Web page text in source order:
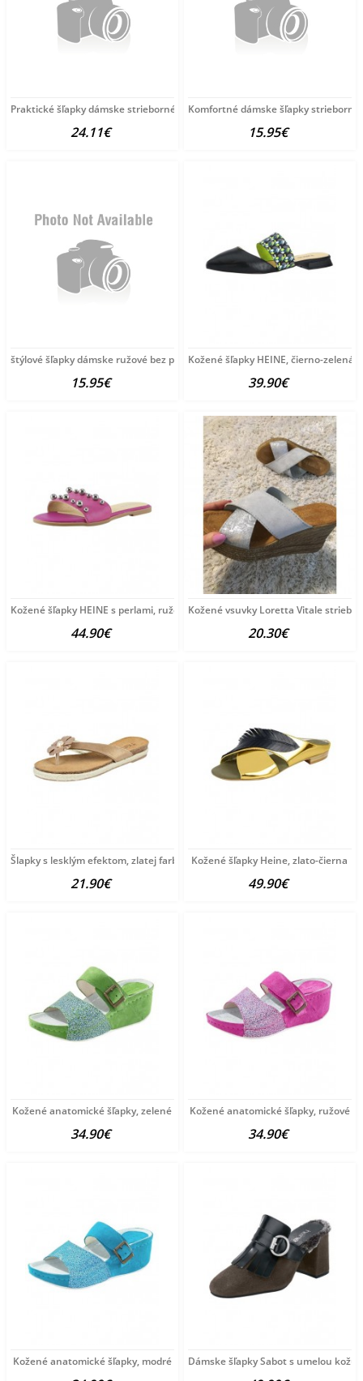
Praktické šľapky dámske strieborné bez podpätku
24.11€
Komfortné dámske šľapky strieborné
15.95€
štýlové šľapky dámske ružové bez podpätku
15.95€
Kožené šľapky HEINE, čierno-zelená
39.90€
Kožené šľapky HEINE s perlami, ružová
44.90€
Kožené vsuvky Loretta Vitale
20.30€
Šlapky s lesklým efektom, zlatej farby
21.90€
Kožené šľapky Heine, zlato-čierna
49.90€
Kožené anatomické šľapky, zelené
34.90€
Kožené anatomické šľapky, ružové
34.90€
Kožené anatomické šľapky, modré Dámske šľapky Sabot s umelou